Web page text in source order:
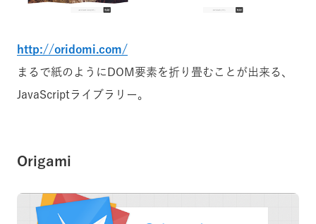
http://oridomi.com/
まるで紙のようにDOM要素を折り畳むことが出来る、
JavaScriptライブラリー。
Origami